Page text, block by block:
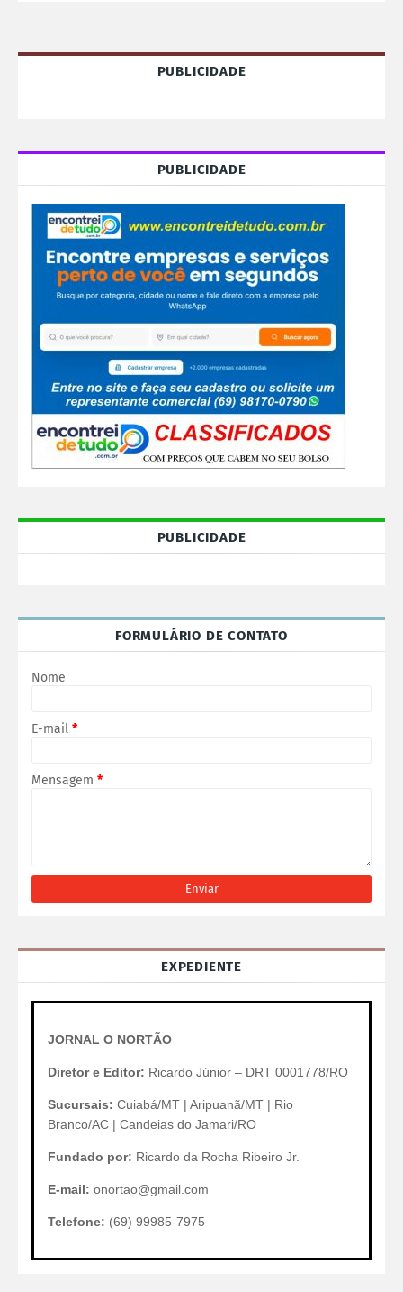
PUBLICIDADE
PUBLICIDADE
PUBLICIDADE
FORMULÁRIO DE CONTATO
Nome
E-mail *
Mensagem *
EXPEDIENTE
JORNAL O NORTÃO
Diretor e Editor: Ricardo Júnior – DRT 0001778/RO
Sucursais: Cuiabá/MT | Aripuanã/MT | Rio
Branco/AC | Candeias do Jamari/RO
Fundado por: Ricardo da Rocha Ribeiro Jr.
E-mail: onortao@gmail.com
Telefone: (69) 99985-7975